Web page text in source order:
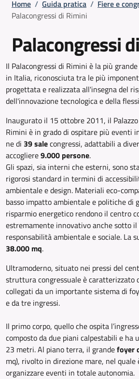
Home / Guida pratica / Fiere e
Palacongressi di Rimini
Palacongressi
Il Palacongressi di Rimini è la più
in Italia, riconosciuta tra le più
progettata e realizzata all'insegna del
dell'innovazione tecnologica e della
Inaugurato il 15 ottobre 2011, il
Rimi­ni è in grado di ospitare più eventi
ne di 39 salecongressi, adattabili a
accogliere9.000 persone.
Gli spazi, sia interni che esterni, sono
rigorosi standard in termini di
ambientale e de­sign. Materiali eco-
basso impatto ambientale e politiche di
risparmio energetico rendono il centro
estremamente innovativo anche sotto
responsabilità ambientale e sociale. La
38.000 mq.
Ultramoderno, situato nei pressi del
struttura congressuale è caratterizzato
collegati da un importante sistema di
e da tre ingressi.
Il primo corpo, quello che ospita
composto da due piani calpestabili e ha
23 metri. Al piano terra, il grandefoyer
mq), rivolto in direzione mare, nel quale
organizzare eventi in totale autonomia.